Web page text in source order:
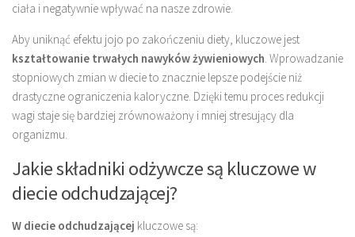
ciała i negatywnie wpływać na nasze zdrowie.
Aby uniknąć efektu jojo po zakończeniu diety, kluczowe jest
kształtowanie trwałych nawyków żywieniowych. Wprowadzanie
stopniowych zmian w diecie to znacznie lepsze podejście niż
drastyczne ograniczenia kaloryczne. Dzięki temu proces redukcji
wagi staje się bardziej zrównoważony i mniej stresujący dla
organizmu.
Jakie składniki odżywcze są kluczowe w
diecie odchudzającej?
W diecie odchudzającej kluczowe są: